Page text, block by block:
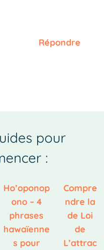
Répondre
pour
:
Ho’oponop
ono – 4
phrases
hawaïenne
s pour
Compre
ndre la
de Loi
de
L’attrac